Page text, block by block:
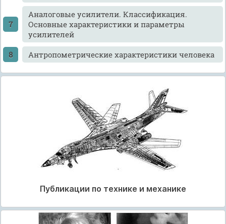
Аналоговые усилители. Классификация.
Основные характеристики и параметры
усилителей
Антропометрические характеристики человека
Публикации по технике и механике